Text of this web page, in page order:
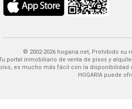
© 2002-2026 hogaria.net, Prohibido su
Encontrar tu casa o
es mucho más fácil con la disponibilidad
HOGARIA puede